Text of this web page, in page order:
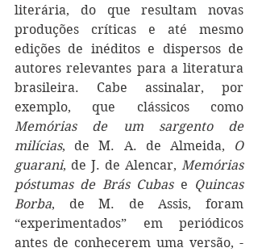
literária, do que resultam novas
produções críticas e até mesmo
edições de inéditos e dispersos de
autores relevantes para a literatura
brasileira. Cabe assinalar, por
Memórias de um sargento de
milícias, de M. A. de Almeida,
O
guarani, de J. de Alencar, Memórias
póstumas de Brás Cubas e Quincas
Borba, de M. de Assis, foram
“experimentados” em periódicos
antes de conhecerem uma versão, -